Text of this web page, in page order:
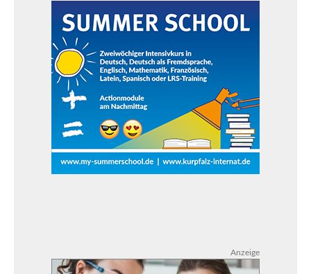
Anzeige